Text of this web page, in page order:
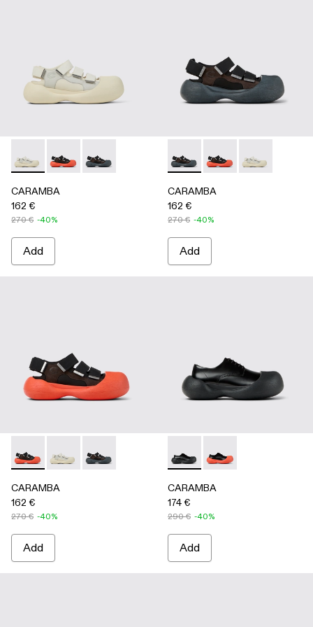
CARAMBA - A500053-004 - WHITE
CARAMBA - A500053-005 - BLACK
CARAMBA - A500053-001 - BLACK
CARAMBA
162 €
270 € -40%
Add
CARAMBA - A500053-001
CARAMBA -CARAMBA -
CARAMBA
162 €
270 € -40%
Add
CARAMBA - A500053-005 - BLACK
CARAMBA - A500053-004 - WHITE
CARAMBA - A500053-001 - BLACK
CARAMBA
162 €
270 € -40%
Add
CARAMBA - A500052-001
CARAMBA -
CARAMBA
174 €
290 € -40%
Add